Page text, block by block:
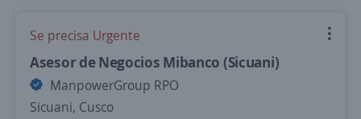
Se precisa Urgente
Asesor de Negocios Mibanco (Sicuani)
ManpowerGroup RPO
Sicuani, Cusco